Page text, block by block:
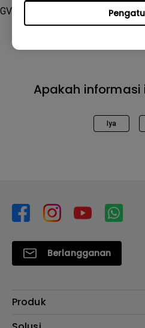
GV50
Apakah
Iya
Berlangganan
Produk
Proyektor